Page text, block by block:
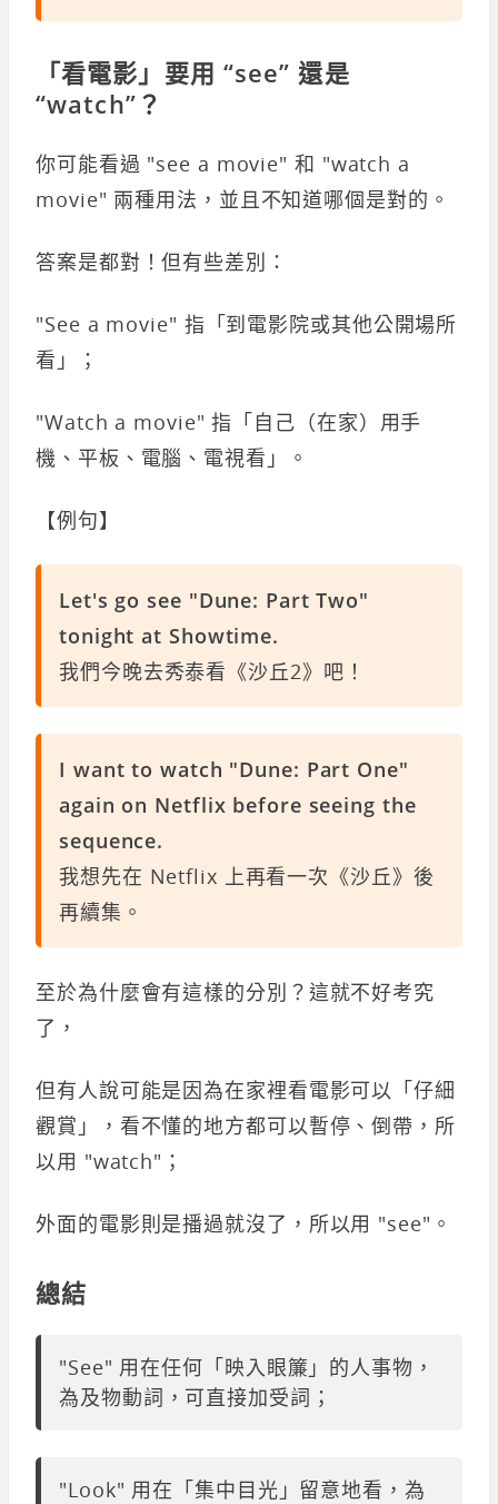
「看電影」要用 “see” 還是
“watch”？
你可能看過 "see a movie" 和 "watch a
movie" 兩種用法，並且不知道哪個是對的。
答案是都對！但有些差別：
"See a movie" 指「到電影院或其他公開場所
看」；
"Watch a movie" 指「自己（在家）用手
機、平板、電腦、電視看」。
【例句】
Let's go see "Dune: Part Two"
tonight at Showtime.
我們今晚去秀泰看《沙丘2》吧！
I want to watch "Dune: Part One"
again on Netflix before seeing the
sequence.
我想先在 Netflix 上再看一次《沙丘》後
再續集。
至於為什麼會有這樣的分別？這就不好考究
了，
但有人說可能是因為在家裡看電影可以「仔細
觀賞」，看不懂的地方都可以暫停、倒帶，所
以用 "watch"；
外面的電影則是播過就沒了，所以用 "see"。
總結
"See" 用在任何「映入眼簾」的人事物，
為及物動詞，可直接加受詞；
"Look" 用在「集中目光」留意地看，為